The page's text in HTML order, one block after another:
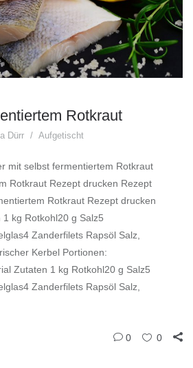
Rotkraut
Dürr Aufgetischt
mit selbst fermentiertem Rotkraut
Rotkraut Rezept drucken Rezept
Rotkraut Rezept drucken
kg Rotkohl20 g Salz5
Zanderfilets Rapsöl Salz,
Kerbel Portionen:
Zutaten 1 kg Rotkohl20 g Salz5
Zanderfilets Rapsöl Salz,
0 0